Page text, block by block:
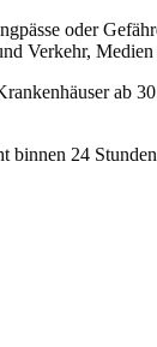
oder
Verkehr,
ab
24